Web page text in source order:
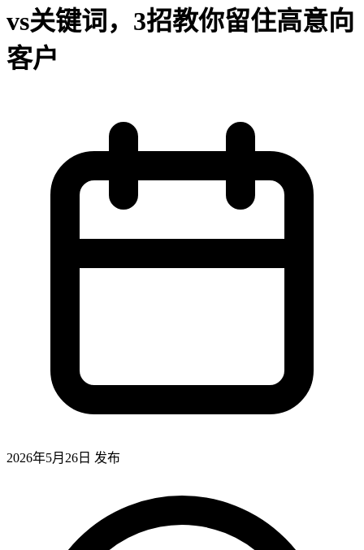
vs关键词，3招教你留住高意向
客户
2026年5月26日 发布